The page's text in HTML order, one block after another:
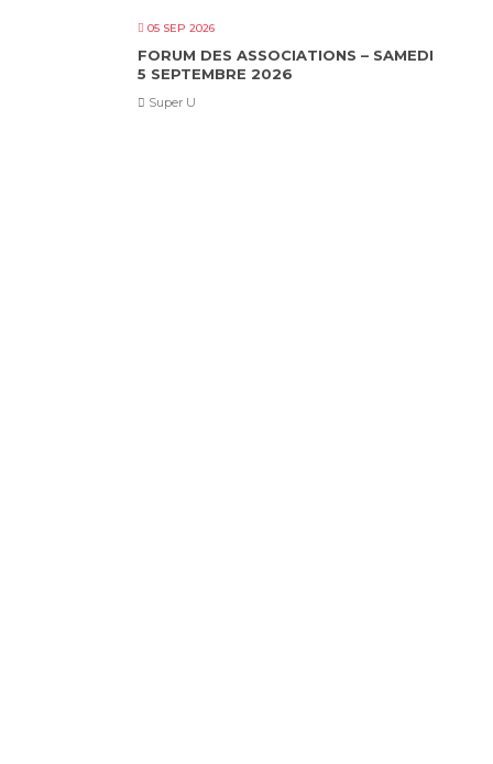
05 SEP 2026
FORUM DES ASSOCIATIONS – SAMEDI
5 SEPTEMBRE 2026
Super U